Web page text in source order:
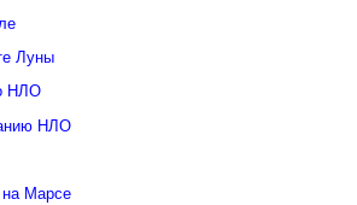
Луны
НЛО
НЛО
на Марсе